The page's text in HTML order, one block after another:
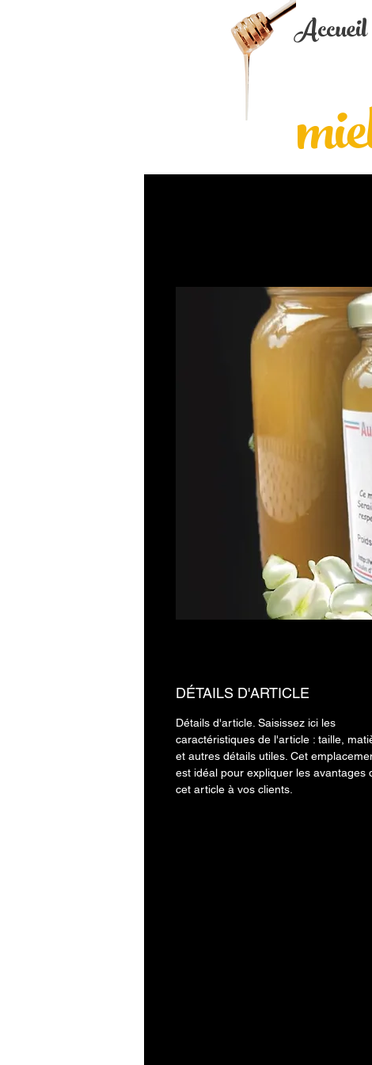
Accueil
DÉTAILS D'ARTICLE
Détails d'article. Saisissez ici les
caractéristiques de l'article : taille,
et autres détails utiles. Cet
est idéal pour expliquer les avantages
cet article à vos clients.